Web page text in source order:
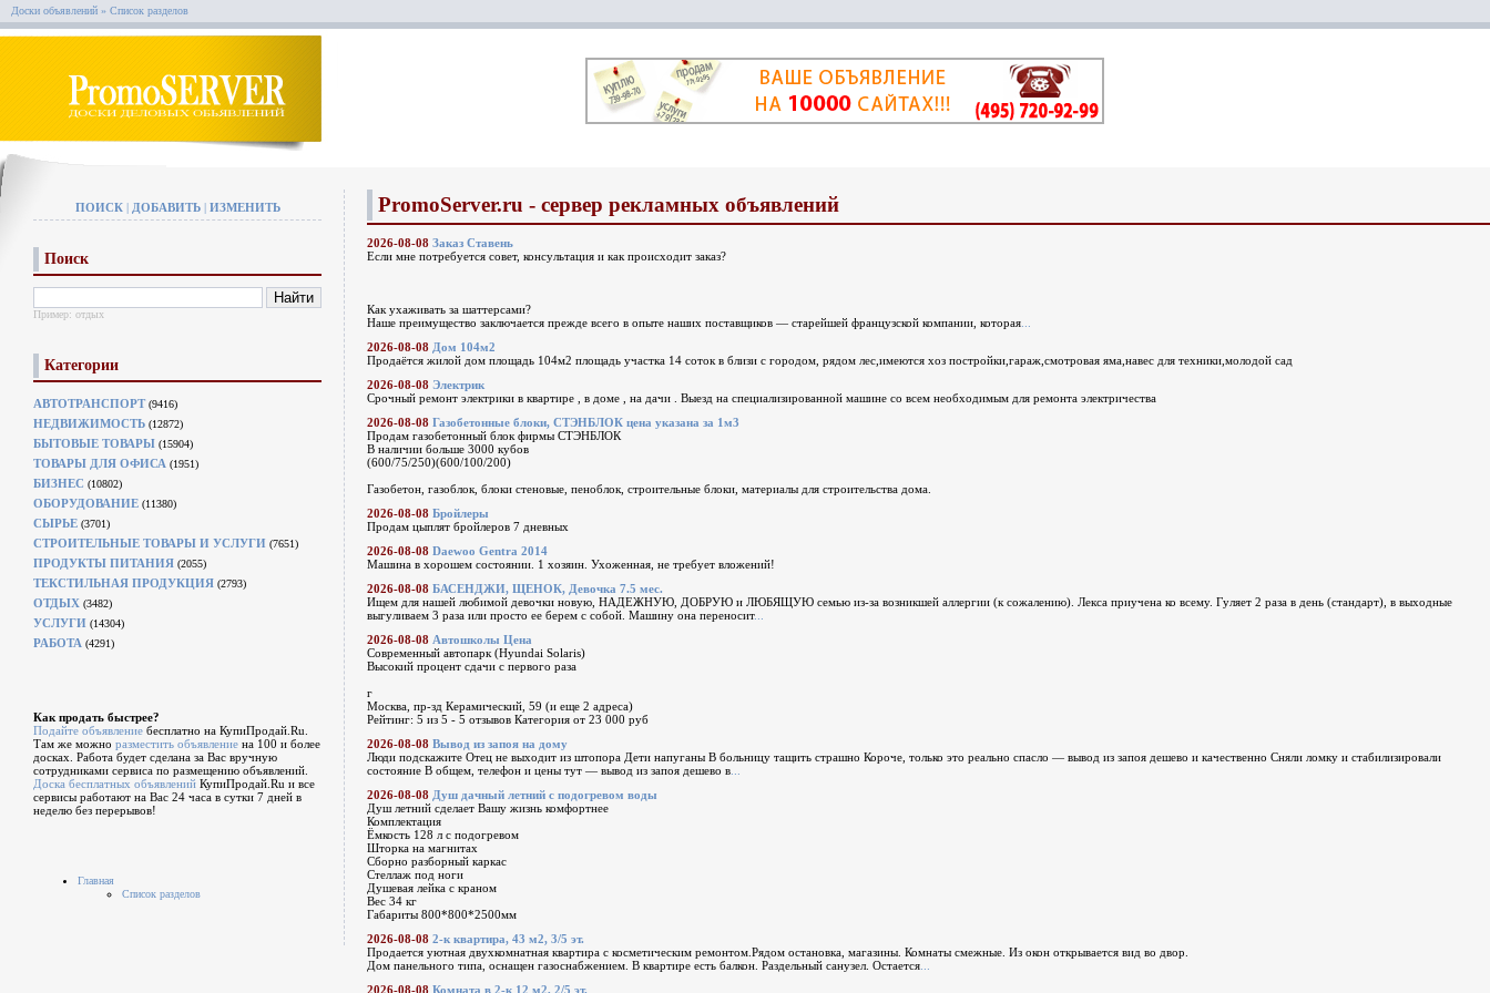
Доски объявлений » Список разделов
ПОИСК| ДОБАВИТЬ| ИЗМЕНИТЬ
Поиск
Пример: отдых
Категории
АВТОТРАНСПОРТ (9416)
НЕДВИЖИМОСТЬ (12872)
БЫТОВЫЕ ТОВАРЫ (15904)
ТОВАРЫ ДЛЯ ОФИСА (1951)
БИЗНЕС (10802)
ОБОРУДОВАНИЕ (11380)
СЫРЬЕ (3701)
СТРОИТЕЛЬНЫЕ ТОВАРЫ И УСЛУГИ (7651)
ПРОДУКТЫ ПИТАНИЯ (2055)
ТЕКСТИЛЬНАЯ ПРОДУКЦИЯ (2793)
ОТДЫХ (3482)
УСЛУГИ (14304)
РАБОТА (4291)
Как продать быстрее?
Подайте объявление бесплатно на КупиПродай.Ru.
Там же можно разместить объявление на 100 и более
досках. Работа будет сделана за Вас вручную
сотрудниками сервиса по размещению объявлений.
Доска бесплатных объявлений КупиПродай.Ru и все
сервисы работают на Вас 24 часа в сутки 7 дней в
неделю без перерывов!
Главная
Список разделов
PromoServer.ru - сервер рекламных объявлений
2026-08-08 Заказ Ставень
Если мне потребуется совет, консультация и как происходит заказ?
Как ухаживать за шаттерсами?
Наше преимущество заключается прежде всего в опыте наших поставщиков — старейшей французской компании, которая
2026-08-08 Дом 104м2
Продаётся жилой дом площадь 104м2 площадь участка 14 соток в близи с городом, рядом лес,имеются хоз постройки,гараж,смотровая яма,навес для техники,молодой сад
2026-08-08 Электрик
Срочный ремонт электрики в квартире , в доме , на дачи . Выезд на специализированной машине со всем необходимым для ремонта электричества
2026-08-08 Газобетонные блоки, СТЭНБЛОК цена указана за 1м3
Продам газобетонный блок фирмы СТЭНБЛОК
В наличии больше 3000 кубов
(600/75/250)(600/100/200)
Газобетон, газоблок, блоки стеновые, пеноблок, строительные блоки, материалы для строительства дома.
2026-08-08 Бройлеры
Продам цыплят бройлеров 7 дневных
2026-08-08 Daewoo Gentra 2014
Машина в хорошем состоянии. 1 хозяин. Ухоженная, не требует вложений!
2026-08-08 БАСЕНДЖИ, ЩЕНОК, Девочка 7.5 мес.
Ищем для нашей любимой девочки новую, НАДЕЖНУЮ, ДОБРУЮ и ЛЮБЯЩУЮ семью из-за возникшей аллергии (к сожалению). Лекса приучена ко всему. Гуляет 2 раза в день (стандарт), в выходные
выгуливаем 3 раза или просто ее берем с собой. Машину она переносит...
2026-08-08 Автошколы Цена
Современный автопарк (Hyundai Solaris)
Высокий процент сдачи с первого раза
г
Москва, пр-зд Керамический, 59 (и еще 2 адреса)
Рейтинг: 5 из 5 - 5 отзывов Категория от 23 000 руб
2026-08-08 Вывод из запоя на дому
Люди подскажите Отец не выходит из штопора Дети напуганы В больницу тащить страшно Короче, только это реально спасло — вывод из запоя дешево и качественно Сняли ломку и стабилизировали
состояние В общем, телефон и цены тут — вывод из запоя дешево в
2026-08-08 Душ дачный летний с подогревом воды
Душ летний сделает Вашу жизнь комфортнее
Комплектация
Ёмкость 128 л с подогревом
Шторка на магнитах
Сборно разборный каркас
Стеллаж под ноги
Душевая лейка с краном
Вес 34 кг
Габариты 800*800*2500мм
2026-08-08 2-к квартира, 43 м2, 3/5 эт.
Продается уютная двухкомнатная квартира с косметическим ремонтом.Рядом остановка, магазины. Комнаты смежные. Из окон открывается вид во двор.
Дом панельного типа, оснащен газоснабжением. В квартире есть балкон. Раздельный санузел. Остается
2026-08-08 Комната в 2-к 12 м2, 2/5 эт.